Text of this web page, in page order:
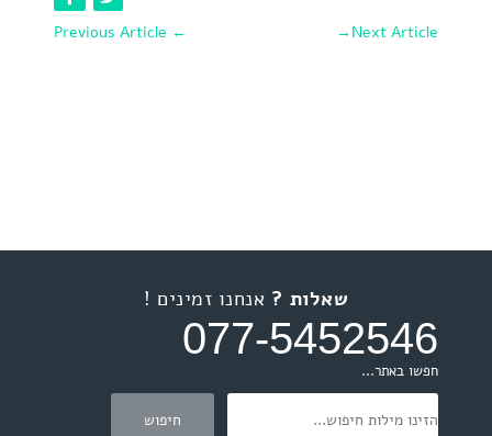
← Next Article
→
שאלות ? אנחנו זמינים !
077-5452546
חפשו באתר...